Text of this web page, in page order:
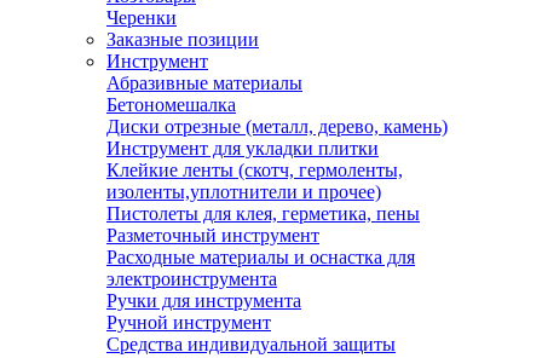
Черенки
Заказные позиции
Инструмент
Абразивные материалы
Бетономешалка
Диски отрезные (металл, дерево, камень)
Инструмент для укладки плитки
Клейкие ленты (скотч, гермоленты,
изоленты,уплотнители и прочее)
Пистолеты для клея, герметика, пены
Разметочный инструмент
Расходные материалы и оснастка для
электроинструмента
Ручки для инструмента
Ручной инструмент
Средства индивидуальной защиты